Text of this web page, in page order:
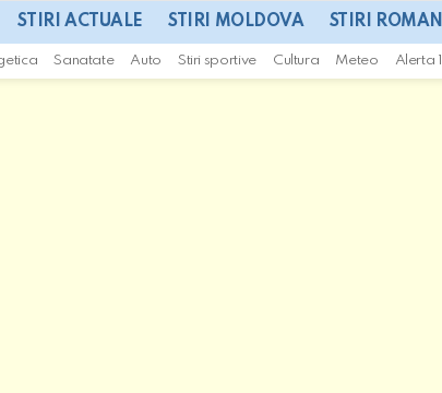
STIRI ACTUALE STIRI MOLDOVA STIRI
Sanatate Auto Stiri sportive Cultura Meteo Alerta